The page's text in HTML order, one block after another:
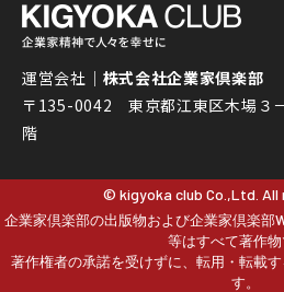
運営会社｜ 株式会社企業家倶楽部
〒135-0042 東京都江東区木場３
階
© kigyoka club Co.,Ltd. All
企業家倶楽部の出版物および企業家倶楽部
等はすべて著作物
著作権者の承諾を受けずに、転用・転載
す。